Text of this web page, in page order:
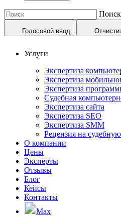
Голосовой ввод
Услуги
Экспертиза
Экспертиза
Экспертиза
Судебная
Экспертиза сайта
Экспертиза SEO
Экспертиза SMM
Рецензия на
О компании
Цены
Эксперты
Отзывы
Блог
Кейсы
Контакты
Max